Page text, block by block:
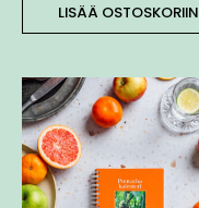
LISÄÄ OSTOSKORIIN